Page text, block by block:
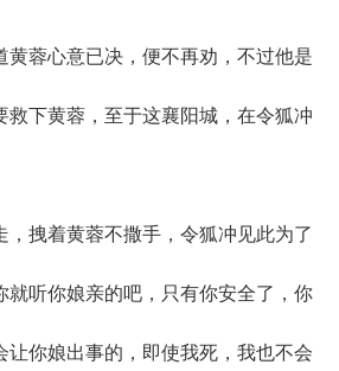
蓉心意已决，便不再劝，不过他是
救下黄蓉，至于这襄阳城，在令狐冲
拽着黄蓉不撒手，令狐冲见此为了
就听你娘亲的吧，只有你安全了，你
让你娘出事的，即使我死，我也不会